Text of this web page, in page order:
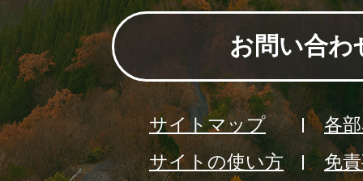
お問い合わ
サイトマップ
各
サイトの使い方
免